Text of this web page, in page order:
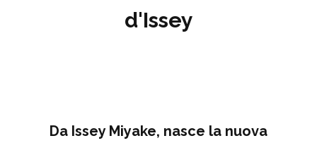
d'Issey
Da Issey Miyake, nasce la nuova